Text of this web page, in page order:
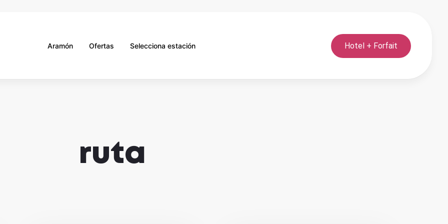
Aramón Ofertas Selecciona estación Hotel + Forfait
ruta